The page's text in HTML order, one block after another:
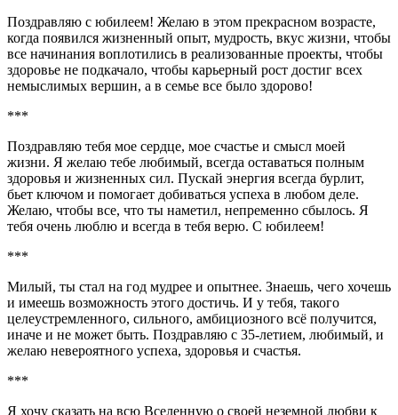
Поздравляю с юбилеем! Желаю в этом прекрасном возрасте,
когда появился жизненный опыт, мудрость, вкус жизни, чтобы
все начинания воплотились в реализованные проекты, чтобы
здоровье не подкачало, чтобы карьерный рост достиг всех
немыслимых вершин, а в семье все было здорово!
***
Поздравляю тебя мое сердце, мое счастье и смысл моей
жизни. Я желаю тебе любимый, всегда оставаться полным
здоровья и жизненных сил. Пускай энергия всегда бурлит,
бьет ключом и помогает добиваться успеха в любом деле.
Желаю, чтобы все, что ты наметил, непременно сбылось. Я
тебя очень люблю и всегда в тебя верю. С юбилеем!
***
Милый, ты стал на год мудрее и опытнее. Знаешь, чего хочешь
и имеешь возможность этого достичь. И у тебя, такого
целеустремленного, сильного, амбициозного всё получится,
иначе и не может быть. Поздравляю с 35-летием, любимый, и
желаю невероятного успеха, здоровья и счастья.
***
Я хочу сказать на всю Вселенную о своей неземной любви к